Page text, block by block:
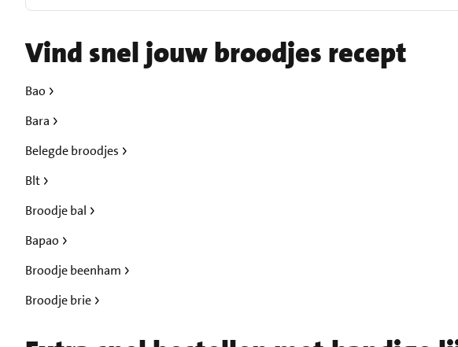
Vind snel jouw broodjes recept
Bao
Bara
Belegde broodjes
Blt
Broodje bal
Bapao
Broodje beenham
Broodje brie